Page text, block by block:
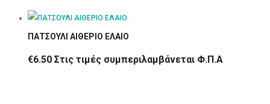
ΠΑΤΣΟΥΛΙ ΑΙΘΕΡΙΟ ΕΛΑΙΟ
€6.50 Στις τιμές συμπεριλαμβάνεται Φ.Π.Α